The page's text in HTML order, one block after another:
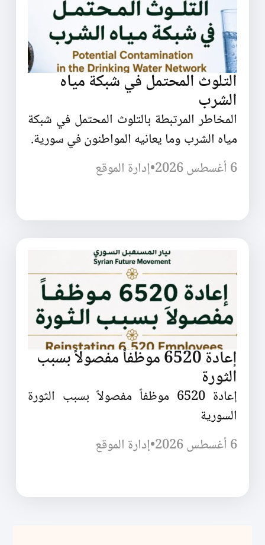
التلوث المحتمل في شبكة مياه
الشرب
المخاطر المرتبطة بالتلوث المحتمل في شبكة
مياه الشرب وما يعانيه المواطنون في سورية.
6 أغسطس 2026
•إدارة الموقع
إعادة 6520 موظفاً مفصولاً بسبب
الثورة
إعادة 6520 موظفاً مفصولاً بسبب الثورة
السورية
6 أغسطس 2026
•إدارة الموقع